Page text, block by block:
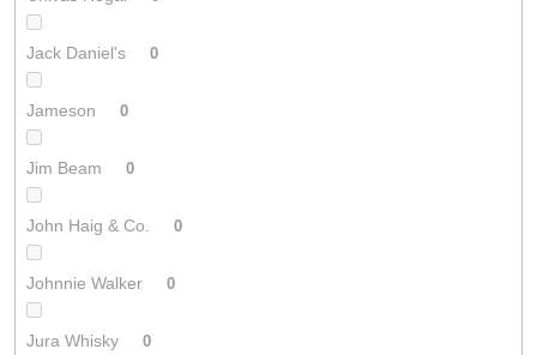
Jack Daniel's 0
Jameson 0
Jim Beam 0
John Haig & Co. 0
Johnnie Walker 0
Jura Whisky 0